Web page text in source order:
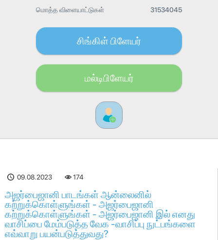
மொத்த விளையாட்டுகள் 31534045
சிங்கிள் பிளேயர்
மல்டிபிளேயர்
09.08.2023 174
அஜர்பைஜானி பாடங்கள் ஆன்லைனில்
கற்றுக்கொள்ளுங்கள் - அஜர்பைஜானி
கற்றுக்கொள்ளுங்கள் - அஜர்பைஜானி இல் எனது
வாசிப்பை மேம்படுத்த வேக -வாசிப்பு நுட்பங்களை
எவ்வாறு பயன்படுத்துவது?